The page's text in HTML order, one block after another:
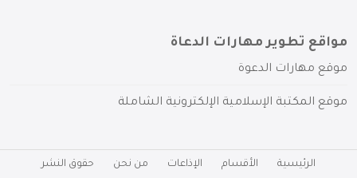
مواقع تطوير مهارات الدعاة
موقع مهارات الدعوة
موقع المكتبة الإسلامية الإلكترونية الشاملة
الرئيسية الأقسام الإذاعات من نحن حقوق النشر